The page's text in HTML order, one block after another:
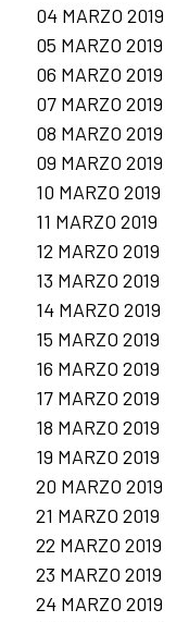
04 MARZO 2019
05 MARZO 2019
06 MARZO 2019
07 MARZO 2019
08 MARZO 2019
09 MARZO 2019
10 MARZO 2019
11 MARZO 2019
12 MARZO 2019
13 MARZO 2019
14 MARZO 2019
15 MARZO 2019
16 MARZO 2019
17 MARZO 2019
18 MARZO 2019
19 MARZO 2019
20 MARZO 2019
21 MARZO 2019
22 MARZO 2019
23 MARZO 2019
24 MARZO 2019